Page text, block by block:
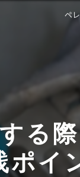
ペ
る
ポイ